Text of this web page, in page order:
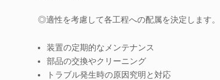
◎適性を考慮して各工程への配属を決定します。
装置の定期的なメンテナンス
部品の交換やクリーニング
トラブル発生時の原因究明と対応